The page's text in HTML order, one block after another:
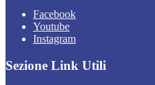
Facebook
Youtube
Instagram
Sezione Link Utili